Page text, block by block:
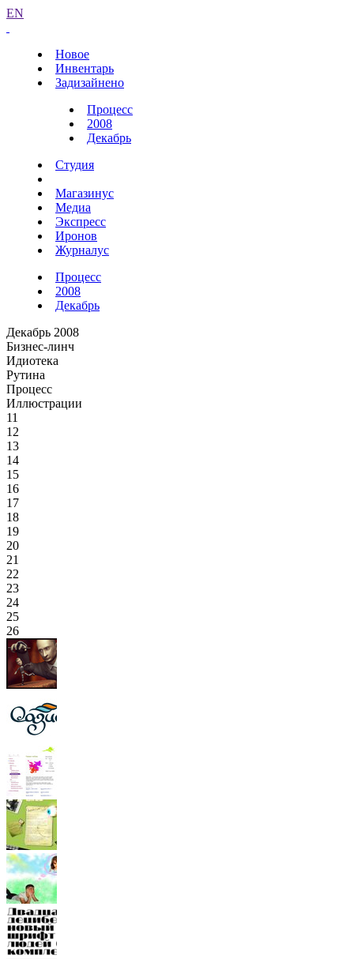
EN
Новое
Инвентарь
Задизайнено
Процесс
2008
Декабрь
Студия
Магазинус
Медиа
Экспресс
Иронов
Журналус
Процесс
2008
Декабрь
Декабрь 2008
Бизнес-линч
Идиотека
Рутина
Процесс
Иллюстрации
11
12
13
14
15
16
17
18
19
20
21
22
23
24
25
26